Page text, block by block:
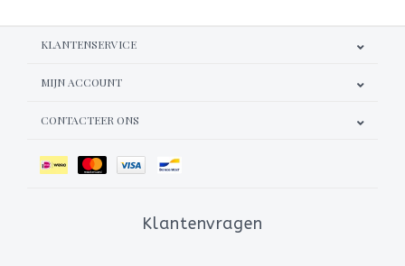
KLANTENSERVICE
MIJN ACCOUNT
CONTACTEER ONS
Klantenvragen